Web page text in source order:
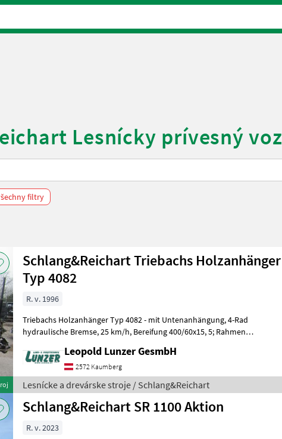
Lesnícky prívesný voz
filtry
Schlang&Reichart Triebachs Holzanhänger
Typ 4082
R. v. 1996
Triebachs Holzanhänger Typ 4082 - mit Untenanhängung, 4-Rad
hydraulische Bremse, 25 km/h, Bereifung 400/60x15, 5; Rahmen
Leopold Lunzer GesmbH
2572 Kaumberg
Lesnícke a drevárske stroje / Schlang&Reichart
Schlang&Reichart SR 1100 Aktion
R. v. 2023